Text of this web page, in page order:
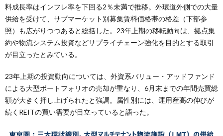
料成長率はインフレ率を下回る2％未満で推移。外環道外側での大量
供給を受けて、サブマーケット別募集賃料価格帯の格差（下部参
照）も広がりつつあると総括した。23年上期の移転動向は、拠点集
約や物流システム投資などサプライチェーン強化を目的とする取引
が目立ったとみている。
23年上期の投資動向については、外資系バリュー・アッドファンド
による大型ポートフォリオの売却が重なり、6月末までの年間売買総
額が大きく押し上げられたと強調。属性別には、運用産高の伸びが
続くREITの買い需要が目立っていると語った。